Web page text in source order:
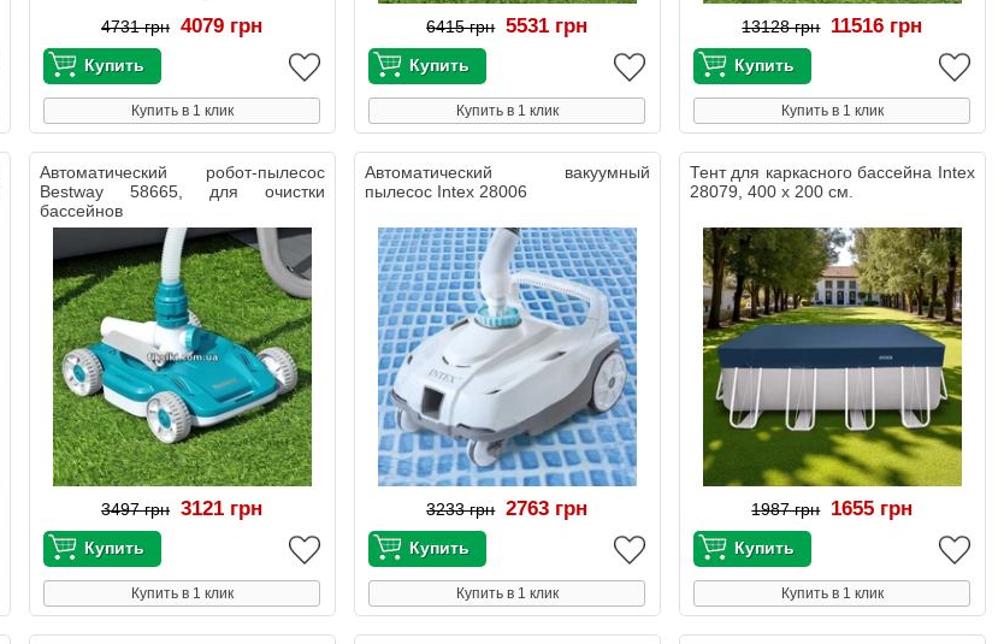
4731 грн 4079 грн
Купить в 1 клик
6415 грн 5531 грн
Купить в 1 клик
13128 грн 11516 грн
Купить в 1 клик
Автоматический робот-пылесос
Bestway 58665, для очистки
бассейнов
3497 грн 3121 грн
Купить в 1 клик
Автоматический вакуумный
пылесос Intex 28006
3233 грн 2763 грн
Купить в 1 клик
Тент для каркасного бассейна Intex
28079, 400 х 200 см.
1987 грн 1655 грн
Купить в 1 клик